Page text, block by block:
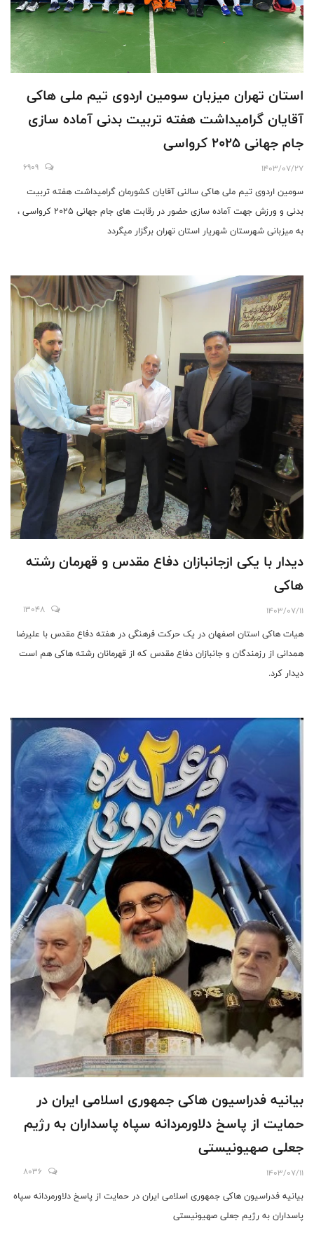
استان تهران میزبان سومین اردوی تیم ملی هاکی
آقایان گرامیداشت هفته تربیت بدنی آماده سازی
جام جهانی ۲۰۲۵ کرواسی
1403/07/27
6909
سومین اردوی تیم ملی هاکی سالنی آقایان کشورمان گرامیداشت هفته تربیت
بدنی و ورزش جهت آماده سازی حضور در رقابت های جام جهانی ۲۰۲۵ کرواسی ،
به میزبانی شهرستان شهریار استان تهران برگزار میگردد
دیدار با یکی ازجانبازان دفاع مقدس و قهرمان رشته
هاکی
1403/07/11
13048
هیات هاکی استان اصفهان در یک حرکت فرهنگی در هفته دفاع مقدس با علیرضا
همدانی از رزمندگان و جانبازان دفاع مقدس که از قهرمانان رشته هاکی هم است
دیدار کرد.
بیانیه فدراسیون هاکی جمهوری اسلامی ایران در
‎حمایت از پاسخ دلاورمردانه سپاه پاسداران به رژیم
جعلی صهیونیستی
1403/07/11
8036
بیانیه فدراسیون هاکی جمهوری اسلامی ایران در ‎حمایت از پاسخ دلاورمردانه سپاه
پاسداران به رژیم جعلی صهیونیستی